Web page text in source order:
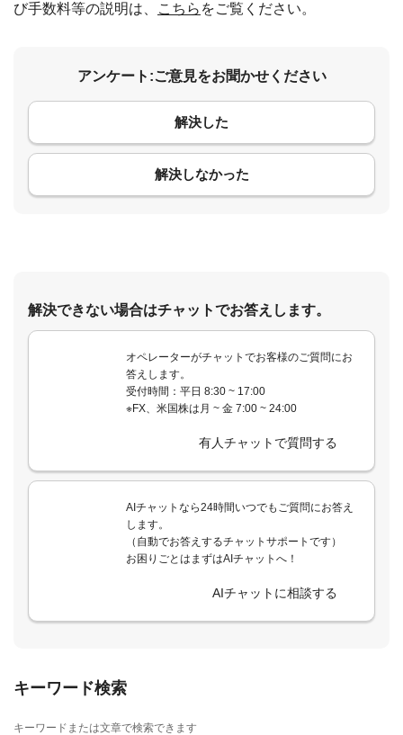
び手数料等の説明は、
こちら をご覧ください。
アンケート:ご意見をお聞かせください
解決した
解決しなかった
コメント
解決できない場合はチャットでお答えします。
オペレーターがチャットでお客様のご質問にお
答えします。
受付時間：平日 8:30 ~ 17:00
※FX、米国株は月 ~ 金 7:00 ~ 24:00
有人チャットで質問する
AIチャットなら24時間いつでもご質問にお答え
します。
（自動でお答えするチャットサポートです）
お困りごとはまずはAIチャットへ！
AIチャットに相談する
キーワード検索
キーワードまたは文章で検索できます